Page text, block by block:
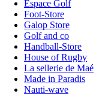
Espace Golf
Foot-Store
Galop Store
Golf and co
Handball-Store
House of Rugby
La sellerie de Maé
Made in Paradis
Nauti-wave